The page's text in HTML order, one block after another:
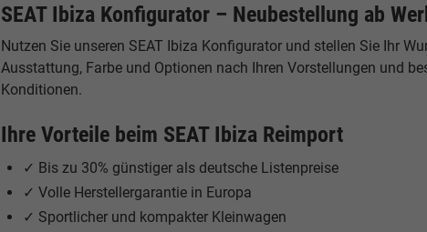
SEAT Ibiza Konfigurator – Neubestellung ab
Nutzen Sie unseren SEAT Ibiza Konfigurator und stellen Sie Ihr
Ausstattung, Farbe und Optionen nach Ihren Vorstellungen und
Konditionen.
Ihre Vorteile beim SEAT Ibiza Reimport
✓ Bis zu 30% günstiger als deutsche Listenpreise
✓ Volle Herstellergarantie in Europa
✓ Sportlicher und kompakter Kleinwagen